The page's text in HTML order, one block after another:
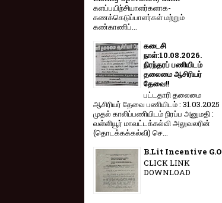
களப்பயிற்சியாளர்களாக-
கணக்கெடுப்பாளர்கள் மற்றும்
கண்காணிப்...
கடைசி
நாள்:10.08.2026.
நிரந்தரப் பணியிடம்
தலைமை ஆசிரியர்
தேவை!!
பட்டதாரி தலைமை
ஆசிரியர் தேவை பணியிடம் : 31.03.2025
முதல் காலிப்பணியிடம் நிரப்ப அனுமதி :
வள்ளியூர் மாவட்டக்கல்வி அலுவலரின்
(தொடக்கக்கல்வி) செ...
B.Lit Incentive G.O
CLICK LINK
DOWNLOAD